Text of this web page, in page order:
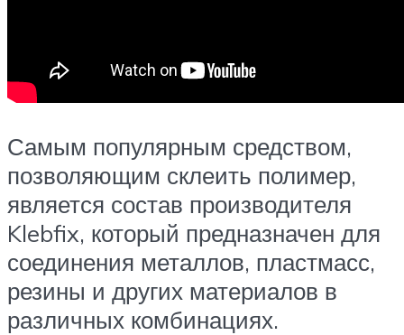
Самым популярным средством,
позволяющим склеить полимер,
является состав производителя
Klebfix, который предназначен для
соединения металлов, пластмасс,
резины и других материалов в
различных комбинациях.